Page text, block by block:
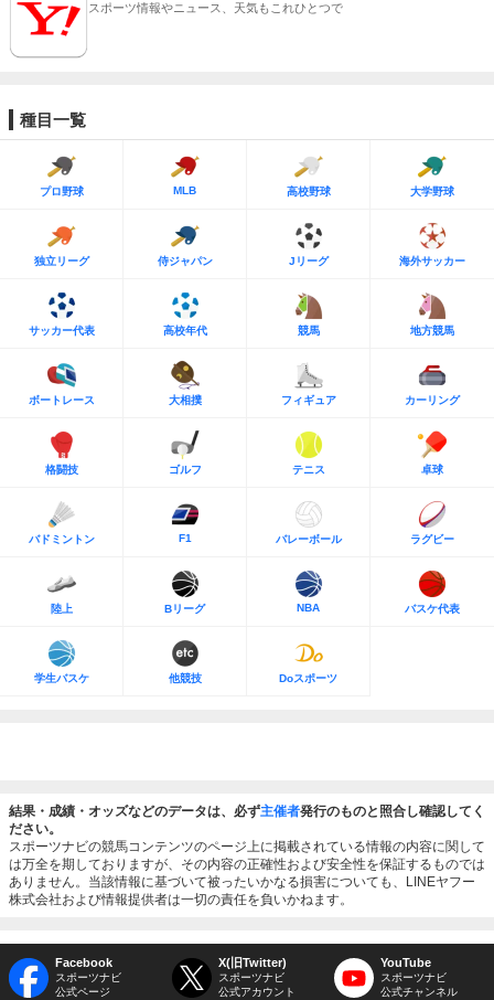
スポーツ情報やニュース、天気もこれひとつで
種目一覧
プロ野球 MLB 高校野球 大学野球
独立リーグ 侍ジャパン Jリーグ 海外サッカー
サッカー代表 高校年代 競馬 地方競馬
ボートレース 大相撲 フィギュア カーリング
格闘技 ゴルフ テニス 卓球
バドミントン F1 バレーボール ラグビー
陸上 Bリーグ NBA バスケ代表
学生バスケ 他競技 Doスポーツ
結果・成績・オッズなどのデータは、必ず主催者発行のものと照合し確認してく
ださい。
スポーツナビの競馬コンテンツのページ上に掲載されている情報の内容に関して
は万全を期しておりますが、その内容の正確性および安全性を保証するものでは
ありません。当該情報に基づいて被ったいかなる損害についても、LINEヤフー
株式会社および情報提供者は一切の責任を負いかねます。
Facebook
スポーツナビ
公式ページ
X(旧Twitter)
スポーツナビ
公式アカウント
YouTube
スポーツナビ
公式チャンネル